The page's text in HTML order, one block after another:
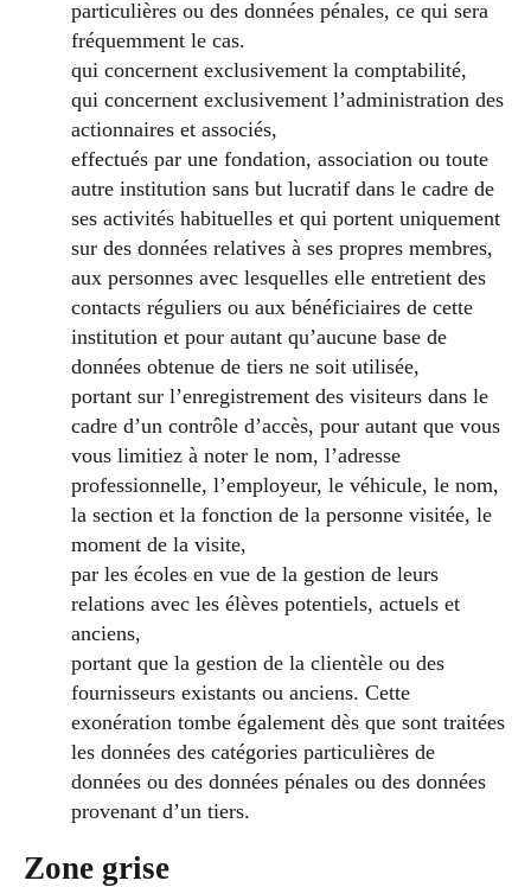
particulières ou des données pénales, ce qui sera
fréquemment le cas.
qui concernent exclusivement la comptabilité,
qui concernent exclusivement l’administration des
actionnaires et associés,
effectués par une fondation, association ou toute
autre institution sans but lucratif dans le cadre de
ses activités habituelles et qui portent uniquement
sur des données relatives à ses propres membres,
aux personnes avec lesquelles elle entretient des
contacts réguliers ou aux bénéficiaires de cette
institution et pour autant qu’aucune base de
données obtenue de tiers ne soit utilisée,
portant sur l’enregistrement des visiteurs dans le
cadre d’un contrôle d’accès, pour autant que vous
vous limitiez à noter le nom, l’adresse
professionnelle, l’employeur, le véhicule, le nom,
la section et la fonction de la personne visitée, le
moment de la visite,
par les écoles en vue de la gestion de leurs
relations avec les élèves potentiels, actuels et
anciens,
portant que la gestion de la clientèle ou des
fournisseurs existants ou anciens. Cette
exonération tombe également dès que sont traitées
les données des catégories particulières de
données ou des données pénales ou des données
provenant d’un tiers.
Zone grise